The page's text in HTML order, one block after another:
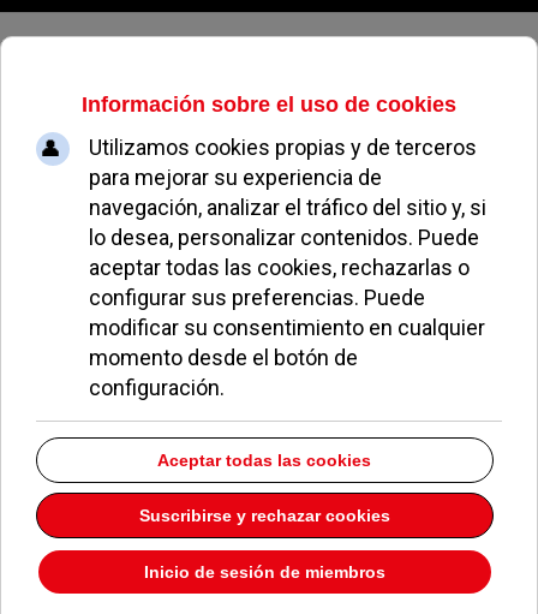
Sábado, 08 de agosto de 2026
Pozuelo expondrá 30 grabados
compuestos por Picasso y André
Villers
REDACCIÓN OCIO Y CULTURA 19 ENERO 2015